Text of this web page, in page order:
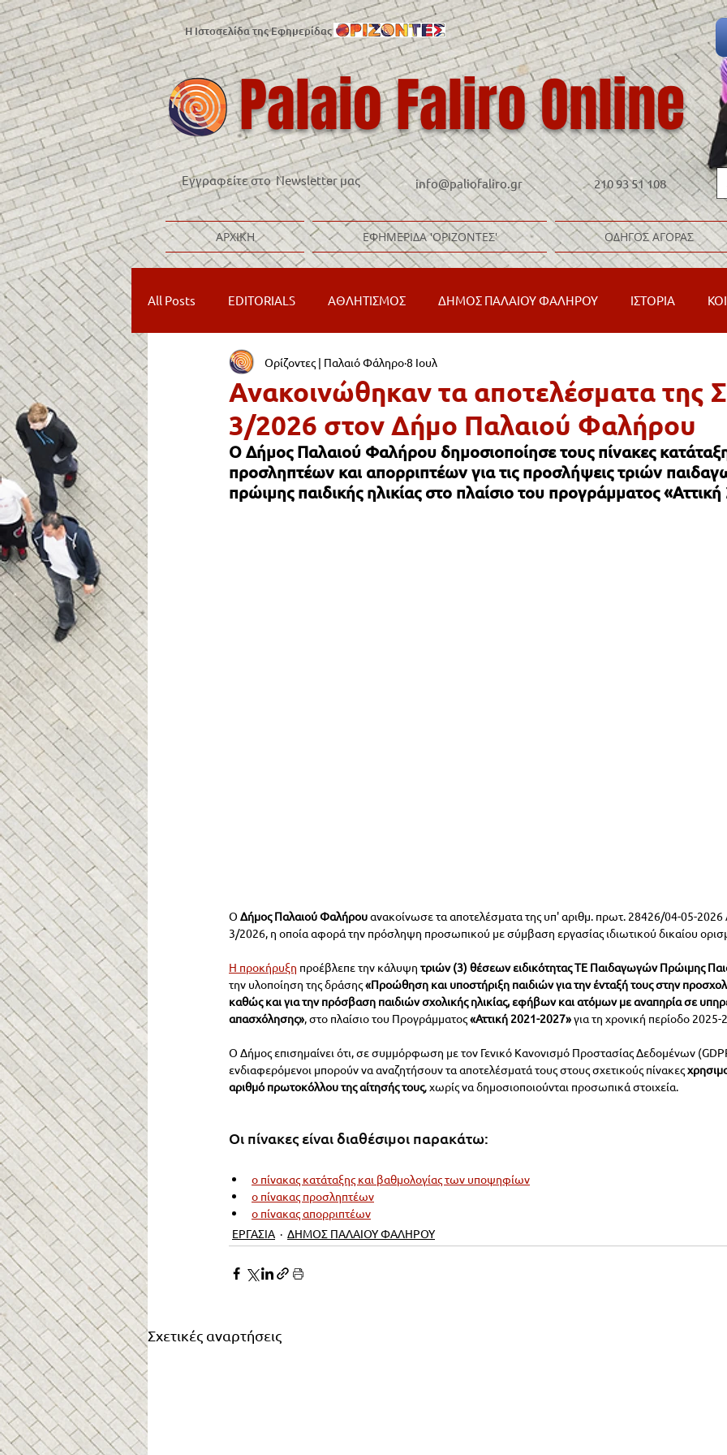
Η Ιστοσελίδα της Εφημερίδας
Palaio Faliro Online
info@paliofaliro.gr 210 93 51 108
ΑΡΧΙΚΗ ΕΦΗΜΕΡΙΔΑ 'ΟΡΙΖΟΝΤΕΣ' ΟΔΗΓΟΣ ΑΓΟΡΑΣ
Εγγραφείτε στο Newsletter μας
All Posts EDITORIALS ΑΘΛΗΤΙΣΜΟΣ ΔΗΜΟΣ ΠΑΛΑΙΟΥ ΦΑΛΗΡΟΥ ΙΣΤΟΡΙΑ
ΟΙΚΟΝΟΜΙΑ & ΑΓΟΡΑ ΠΑΙΔΙ & ΠΑΙΔΕΙΑ
ΣΥΓΚΟΙΝΩΝΙΑ ΥΓΕΙΑ ΨΥΧΑΓΩΓΙΑ ΠΟΛΙΤΙΚΗ ΕΚΚΛΗΣΙΑ ΠΑΡΑΠΟΝΑ
ΔΡΟΜΟΙ & ΠΕΖΟΔΡΟΜΙΑ ΕΡΓΑ & ΥΠΟΔΟΜΕΣ ΕΡΓΑΣΙΑ ΚΑΘΑΡΙΟΤΗΤΑ
Ανακοινώθηκαν τα αποτελέσματα της
3/2026 στον Δήμο Παλαιού Φαλήρου
Ορίζοντες | Παλαιό Φάληρο8 Ιουλ
Ο Δήμος Παλαιού Φαλήρου δημοσιοποίησε τους πίνακες
προσληπτέων και απορριπτέων για τις προσλήψεις τριών
πρώιμης παιδικής ηλικίας στο πλαίσιο του προγράμματος
Ο Δήμος Παλαιού Φαλήρου ανακοίνωσε τα αποτελέσματα της υπ' αριθμ. πρωτ. 28426/04-05-
3/2026, η οποία αφορά την πρόσληψη προσωπικού με σύμβαση εργασίας ιδιωτικού δικαίου
Η προκήρυξη προέβλεπε την κάλυψη τριών (3) θέσεων ειδικότητας ΤΕ Παιδαγωγών Πρώιμης
την υλοποίηση της δράσης «Προώθηση και υποστήριξη παιδιών για την ένταξή τους στην
καθώς και για την πρόσβαση παιδιών σχολικής ηλικίας, εφήβων και ατόμων με αναπηρία σε
απασχόλησης», στο πλαίσιο του Προγράμματος «Αττική 2021-2027» για τη χρονική περίοδο 2025-
Ο Δήμος επισημαίνει ότι, σε συμμόρφωση με τον Γενικό Κανονισμό Προστασίας Δεδομένων
ενδιαφερόμενοι μπορούν να αναζητήσουν τα αποτελέσματά τους στους σχετικούς πίνακες
αριθμό πρωτοκόλλου της αίτησής τους, χωρίς να δημοσιοποιούνται προσωπικά στοιχεία.
Οι πίνακες είναι διαθέσιμοι παρακάτω:
ο πίνακας κατάταξης και βαθμολογίας των υποψηφίων
ο πίνακας προσληπτέων
ο πίνακας απορριπτέων
ΕΡΓΑΣΙΑ
ΔΗΜΟΣ ΠΑΛΑΙΟΥ ΦΑΛΗΡΟΥ
Σχετικές αναρτήσεις